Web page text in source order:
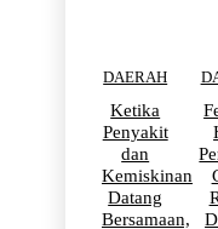
DAERAH
Ketika
Penyakit
dan
Kemiskinan
Datang
Bersamaan,